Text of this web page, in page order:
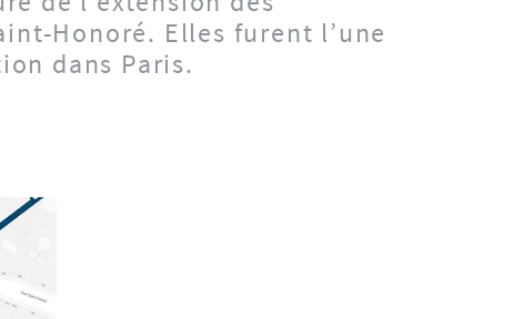
Honoré. Elles furent l’une
dans Paris.